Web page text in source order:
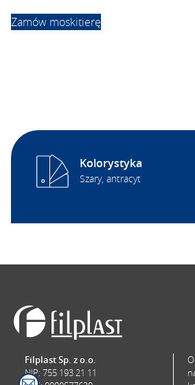
Zamów moskitierę
Kolorystyka
Szary, antracyt
Filplast Sp. z o.o.
NIP: 755 193 21 11